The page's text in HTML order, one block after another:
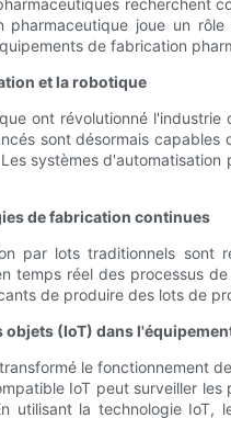
recherchent
pharmaceutique joue un
de fabrication
et la robotique
ont révolutionné
sont désormais
systèmes
de fabrication continues
par lots traditionnels sont
temps réel des processus
de produire des lots de
(IoT) dans
le fonctionnement
IoT peut surveiller
utilisant la technologie